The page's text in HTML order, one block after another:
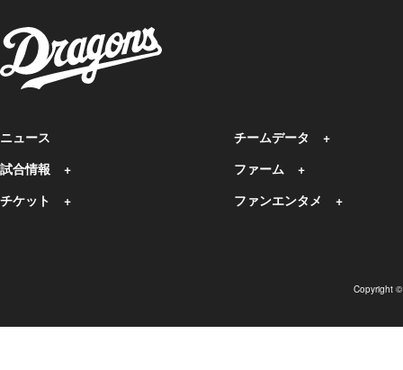
ニュース
試合情報
チケット
チームデータ
ファーム
ファンエンタメ
Copyright